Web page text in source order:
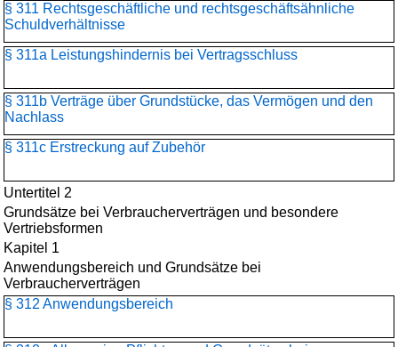
§ 311 Rechtsgeschäftliche und rechtsgeschäftsähnliche
Schuldverhältnisse
§ 311a Leistungshindernis bei Vertragsschluss
§ 311b Verträge über Grundstücke, das Vermögen und den
Nachlass
§ 311c Erstreckung auf Zubehör
Untertitel 2
Grundsätze bei Verbraucherverträgen und besondere
Vertriebsformen
Kapitel 1
Anwendungsbereich und Grundsätze bei
Verbraucherverträgen
§ 312 Anwendungsbereich